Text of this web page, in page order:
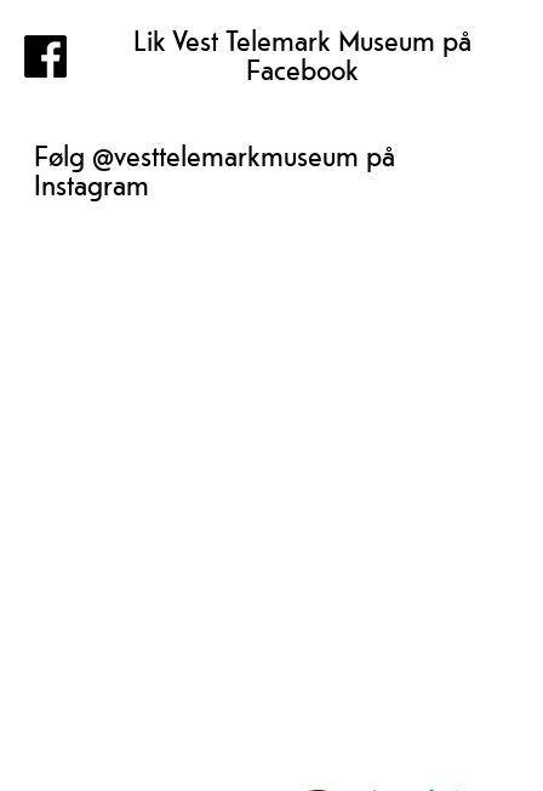
Lik Vest Telemark Museum på
Facebook
Følg @vesttelemarkmuseum på
Instagram